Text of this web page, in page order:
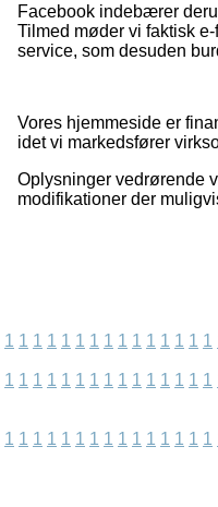
Facebook indebærer
Tilmed møder vi faktisk
service, som desuden
Vores hjemmeside er
idet vi markedsfører
Oplysninger vedrørende
modifikationer der
1 1 1 1 1 1 1 1 1 1 1 1 1 1 1
1 1 1 1 1 1 1 1 1 1 1 1 1 1 1
1 1 1 1 1 1 1 1 1 1 1 1 1 1 1